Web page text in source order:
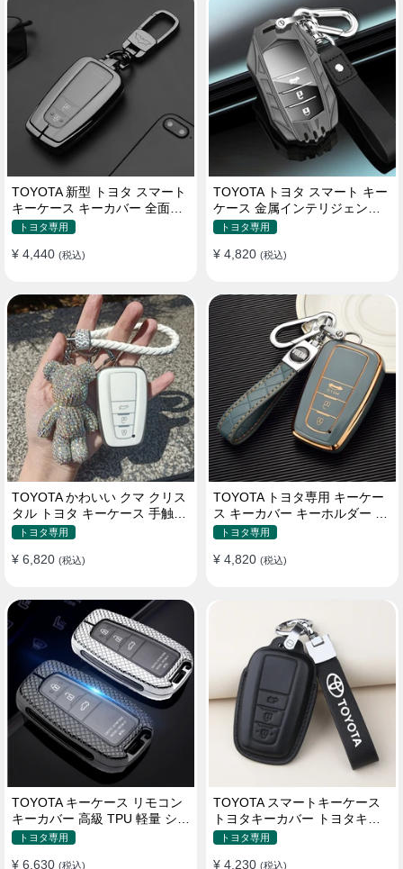
TOYOTA 新型 トヨタ スマート
キーケース キーカバー 全面保
護 汚れ防止 滑り止め 傷防止
トヨタ専用
¥ 4,440 (税込)
TOYOTA トヨタ スマート キー
ケース 金属インテリジェント
キーケース 高質な亜鉛合金材
トヨタ専用
¥ 4,820 (税込)
TOYOTA かわいい クマ クリス
タル トヨタ キーケース 手触り
いい 高級 傷防止
トヨタ専用
¥ 6,820 (税込)
TOYOTA トヨタ専用 キーケー
ス キーカバー キーホルダー ス
タイリッシュ オシャレ 汚れ防
トヨタ専用
¥ 4,820 (税込)
TOYOTA キーケース リモコン
キーカバー 高級 TPU 軽量 シリ
コン トヨタ キーホルダー
トヨタ専用
¥ 6,630 (税込)
TOYOTA スマートキーケース
トヨタキーカバー トヨタキー
ケース 本革レザー
トヨタ専用
¥ 4,230 (税込)